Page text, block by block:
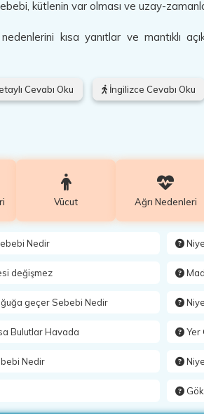
kütlenin var olması ve uzay-
kısa yanıtlar ve mantıklı
Cevabı Oku İngilizce Cevabı Oku
Vücut Ağrı Nedenleri
Nedir
değişmez
geçer Sebebi Nedir
Bulutlar Havada Yer
Nedir